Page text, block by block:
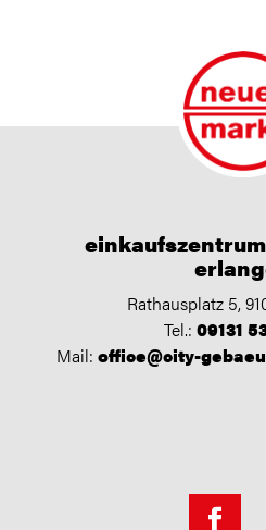
Rathausplatz 5,
Tel.: 09131
Mail:office@city-